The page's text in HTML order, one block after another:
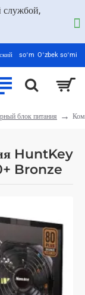
службой,
soʻm Oʻzbek soʻmi
HuntKey
Bronze
блок питания